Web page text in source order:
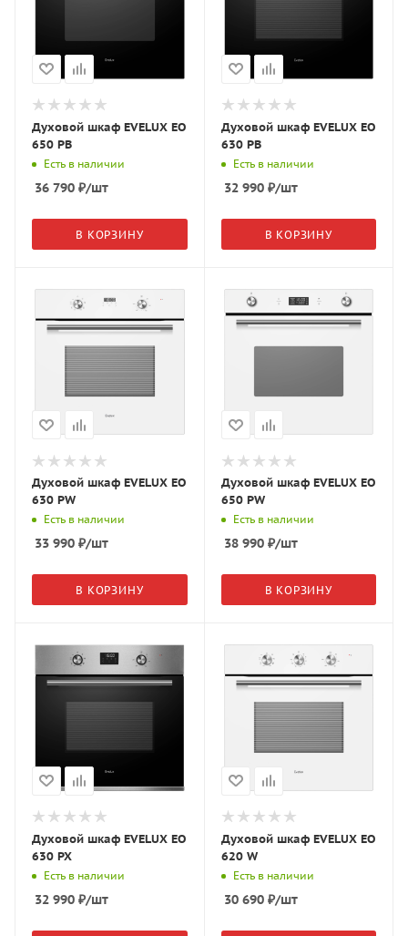
Духовой шкаф EVELUX EO
650 PB
Есть в наличии
36 790 ₽/шт
В КОРЗИНУ
Духовой шкаф EVELUX EO
630 PB
Есть в наличии
32 990₽/шт
В КОРЗИНУ
Духовой шкаф EVELUX EO
630 PW
Есть в наличии
33 990 ₽/шт
В КОРЗИНУ
Духовой шкаф EVELUX EO
650 PW
Есть в наличии
38 990₽/шт
В КОРЗИНУ
Духовой шкаф EVELUX EO
630 PX
Есть в наличии
32 990 ₽/шт
Духовой шкаф EVELUX EO
620 W
Есть в наличии
30 690₽/шт